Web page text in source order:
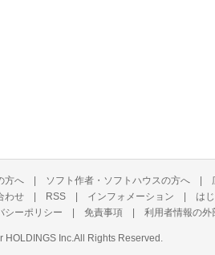
方へ | ソフト作者・ソフトハウスの方へ |
わせ | RSS | インフォメーション | は
シーポリシー | 免責事項 | 利用者情報の外
HOLDINGS Inc. All Rights Reserved.